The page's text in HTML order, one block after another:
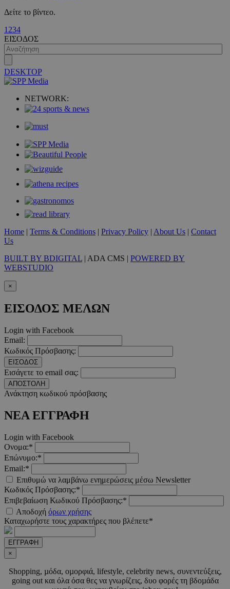
Δείτε το βίντεο.
1 234
ΕΙΣΟΔΟΣ
DESKTOP
NETWORK:
Home | Terms & Conditions | Privacy Policy | About Us | Contact
Us
BUILT BY BDIGITAL | ADA CMS | POWERED BY
WEBSTUDIO
×
ΕΙΣΟΔΟΣ ΜΕΛΩΝ
Login with Facebook
Email:
Κωδικός Πρόσβασης:
ΕΙΣΟΔΟΣ
Εισάγετε το email σας:
ΑΠΟΣΤΟΛΗ
Ανάκτηση κωδικού πρόσβασης
ΝΕΑ ΕΓΓΡΑΦΗ
Login with Facebook
Ονομα:*
Επώνυμο:*
Email:*
Επιθυμώ να λαμβάνω ενημερώσεις μέσω Newsletter
Κωδικός Πρόσβασης:*
Επιβεβαίωση Κωδικού Πρόσβασης:*
Αποδοχή όρων χρήσης
Καταχωρήστε τους χαρακτήρες που βλέπετε*
ΕΓΓΡΑΦΗ
×
Shopping, µόδα, οµορφιά, lifestyle, celebrity news, συνεντεύξεις,
going out και όλα όσα θες να γνωρίζεις, δυο φορές τη βδοµάδα
VISITOR_PRIVACY_METADATA
takeOverCookie
AdSphere-GDPR
Ονοματεπώνυμο
Προμηθευτής/
περιόδου
σύνδεσης.
Ονοματεπώνυμο
ttwid
.tiktok.com
11 μήνες 4
εβδομάδες
Ονοματεπώνυμο
Προμηθευτής
Πεδίο
__cf_bm
Cloudflare
για τον
ιστότοπο,
Ονοματεπώνυμο
/Πεδίο
Λήξη Περιγραφή
__Secure-
ROLLOUT_TOKEN